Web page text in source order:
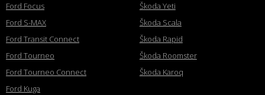
Ford Focus
Ford S-MAX
Ford Transit Connect
Ford Tourneo
Ford Tourneo Connect
Ford Kuga
Škoda Yeti
Škoda Scala
Škoda Rapid
Škoda Roomster
Škoda Karoq